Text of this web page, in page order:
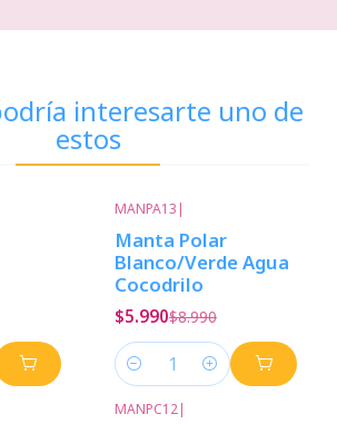
interesarte uno de
estos
MANPA13 |
Manta Polar
Blanco/Verde Agua
Cocodrilo
$5.990$8.990
Cantidad
MANPC12|